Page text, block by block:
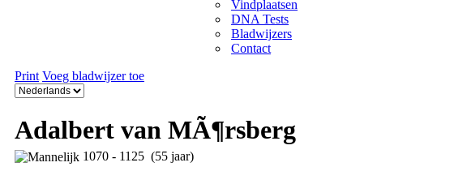
Vindplaatsen
DNA Tests
Bladwijzers
Contact
Print Voeg bladwijzer toe
Adalbert van MÃ¶rsberg
1070 - 1125 (55 jaar)